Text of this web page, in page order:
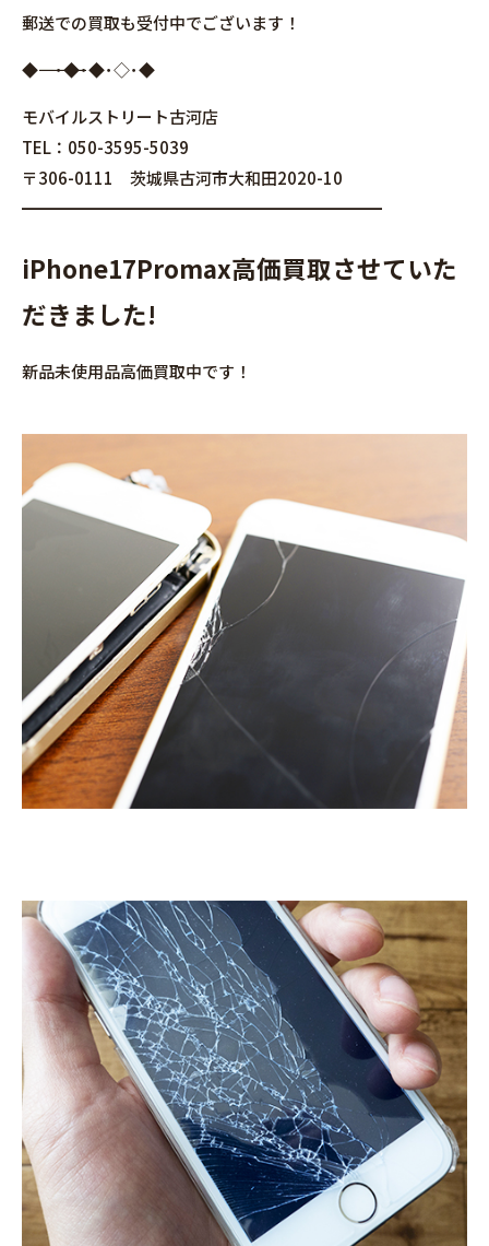
郵送での買取も受付中でございます！
◆――――――――――――――――･◆･◆･◇･◆
モバイルストリート古河店
TEL：050-3595-5039
〒306-0111 茨城県古河市大和田2020-10
━━━━━━━━━━━━━━━━━━━━━━
iPhone17Promax高価買取させていた
だきました!
新品未使用品高価買取中です！